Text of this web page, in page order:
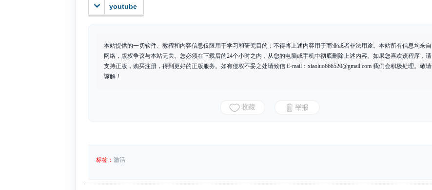
youtube
本站提供的一切软件、教程和内容信息仅限用于学习和研究目的；不得将上述内容用于商业或者非法用途。本站所有信息均来自
网络，版权争议与本站无关。您必须在下载后的24个小时之内，从您的电脑或手机中彻底删除上述内容。如果您喜欢该程序，请
支持正版，购买注册，得到更好的正版服务。如有侵权不妥之处请致信 E-mail： xiaoluo666520@gmail.com 我们会积极处理。敬请
谅解！
标签： 激活